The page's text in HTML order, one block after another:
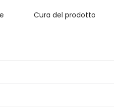
Cura del prodotto